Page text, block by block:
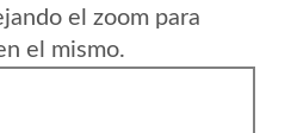
el zoom para
el mismo.